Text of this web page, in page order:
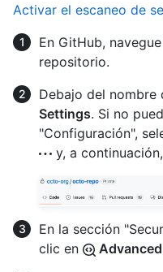
Activar el escaneo de
En GitHub,
repositorio.
Debajo del
Settings. Si no
"Configuración",
y, a
En la sección
clic en